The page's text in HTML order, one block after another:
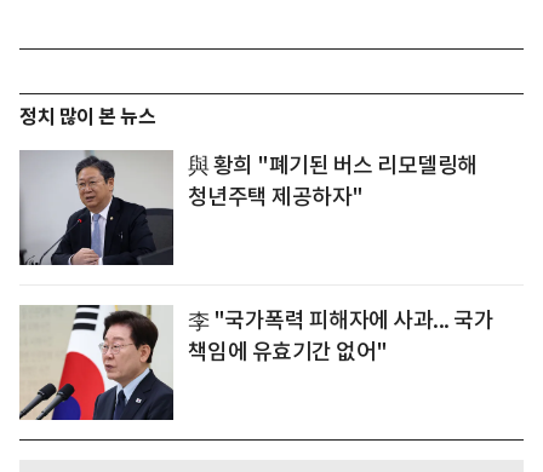
정치 많이 본 뉴스
與 황희 "폐기된 버스 리모델링해
청년주택 제공하자"
李 "국가폭력 피해자에 사과... 국가
책임에 유효기간 없어"